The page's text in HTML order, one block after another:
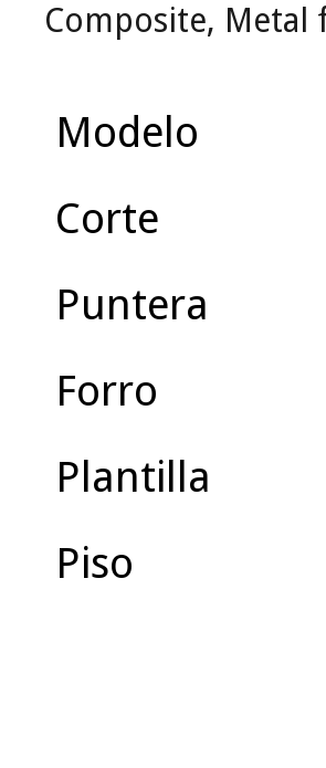
Composite, Metal
Modelo
Corte
Puntera
Forro
Plantilla
Piso